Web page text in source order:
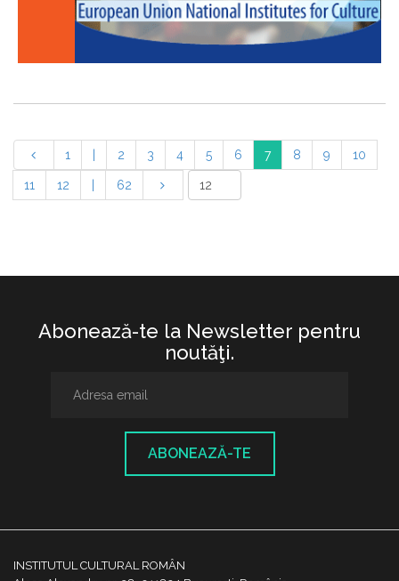
1 2 3 4 5 6 7 8 9 10
11 12 62
Abonează-te la Newsletter pentru
noutăţi.
ABONEAZĂ-TE
INSTITUTUL CULTURAL ROMÂN